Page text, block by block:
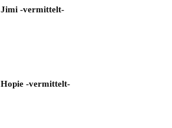
Jimi -vermittelt-
Hopie -vermittelt-